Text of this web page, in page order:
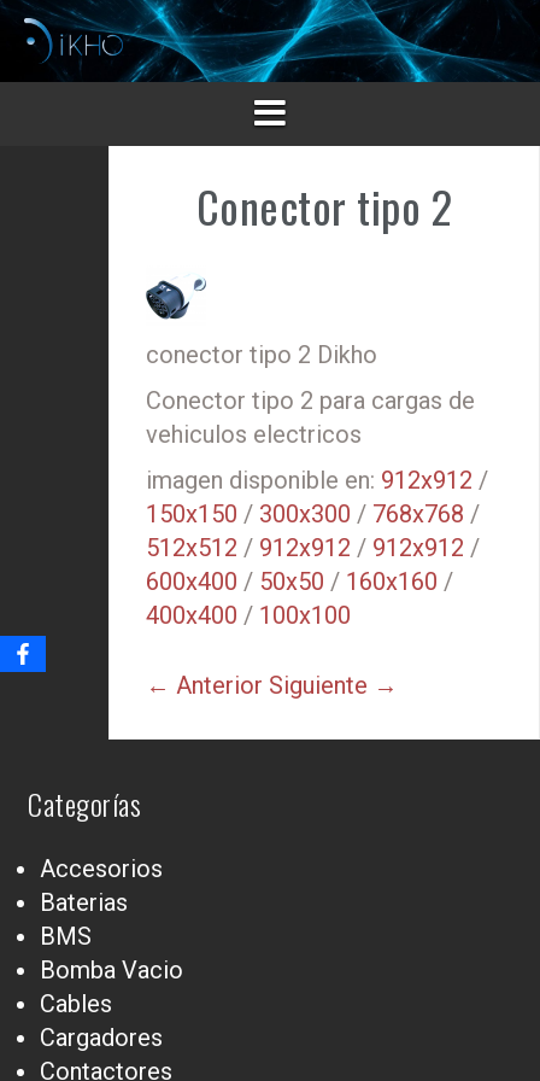
Saltar
contenido
Conector tipo 2
conector tipo 2 Dikho
Conector tipo 2 para cargas de
vehiculos electricos
imagen disponible en: 912x912 /
150x150 / 300x300 / 768x768 /
512x512 / 912x912 / 912x912 /
600x400 / 50x50 / 160x160 /
400x400 / 100x100
← Anterior Siguiente →
Categorías
Accesorios
Baterias
BMS
Bomba Vacio
Cables
Cargadores
Contactores